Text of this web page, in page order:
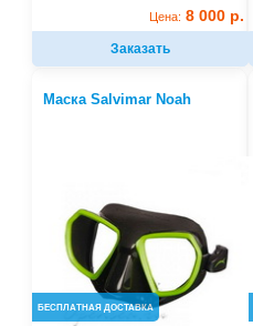
Цена: 8 000 р.
Заказать
Маска Salvimar Noah
БЕСПЛАТНАЯ ДОСТАВКА